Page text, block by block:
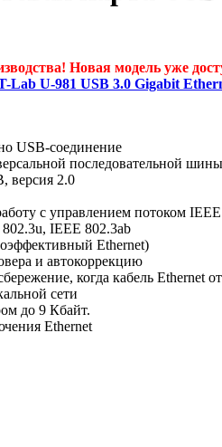
Новая модель уже
Lab U-981 USB 3.0 Gigabit
USB-соединение
последовательной
версия 2.0
с управлением потоком
IEEE 802.3ab
Ethernet)
и автокоррекцию
когда кабель Ethernet
сети
до 9 Кбайт.
Ethernet